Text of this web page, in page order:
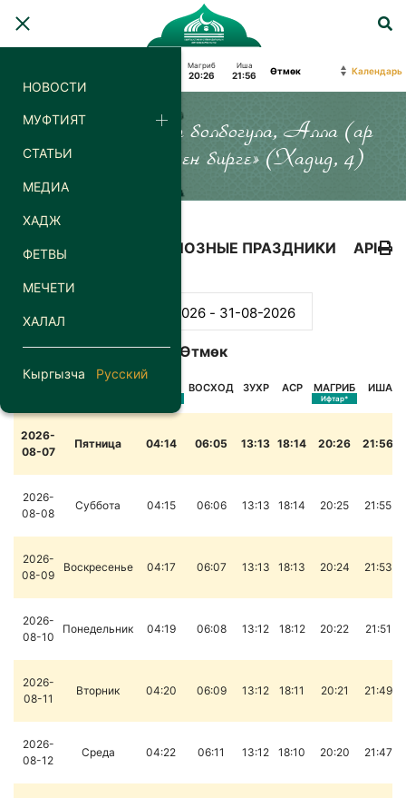
НОВОСТИ
МУФТИЯТ
СТАТЬИ
МЕДИА
ХАДЖ
ФЕТВЫ
МЕЧЕТИ
ХАЛАЛ
Кыргызча Русский
Магриб
20:26
Иша
21:56 Календарь
«Силер кайда гана болбогула, Алла (ар
дайым) силер менен бирге» (Хадид, 4)
КАЛЕНДАРЬ РЕЛИГИОЗНЫЕ ПРАЗДНИКИ API
Өтмөк
ВОСХОД ЗУХР АСР МАГРИБ
Ифтар*
ИША
2026-
08-07
Пятница 04:14 06:05 13:13 18:14 20:26 21:56
2026-
08-08
Суббота 04:15 06:06 13:13 18:14 20:25 21:55
2026-
08-09
Воскресенье 04:17 06:07 13:13 18:13 20:24 21:53
2026-
08-10
Понедельник 04:19 06:08 13:12 18:12 20:22 21:51
2026-
08-11
Вторник 04:20 06:09 13:12 18:11 20:21 21:49
2026-
08-12
Среда 04:22 06:11 13:12 18:10 20:20 21:47